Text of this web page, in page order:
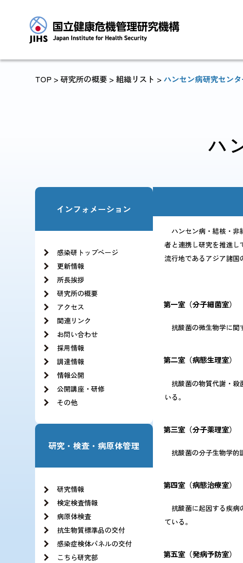
JIHSについて
役員紹介
情報公開
記録 旧NCGMのCOVID-19の新型コロナウイルス対応
TOP > 研究所の概要 > 組織リスト > ハンセン病研究センタ
ハ
インフォメーション
感染研トップページ
更新情報
所長挨拶
研究所の概要
アクセス
関連リンク
お問い合わせ
採用情報
調達情報
情報公開
公開講座・研修
その他
研究・検査・病原体管理
研究情報
検定検査情報
病原体検査
抗生物質標準品の交付
感染症検体パネルの交付
こちら研究部
ハンセン病・結核・非
者と連携し研究を推進し
流行地であるアジア諸国
第一室（分子細菌室）
抗酸菌の微生物学に関
第二室（病態生理室）
抗酸菌の物質代謝・殺
いる。
第三室（分子薬理室）
抗酸菌の分子生物学的
第四室（病態治療室）
抗酸菌に起因する疾病
ている。
第五室（発病予防室）